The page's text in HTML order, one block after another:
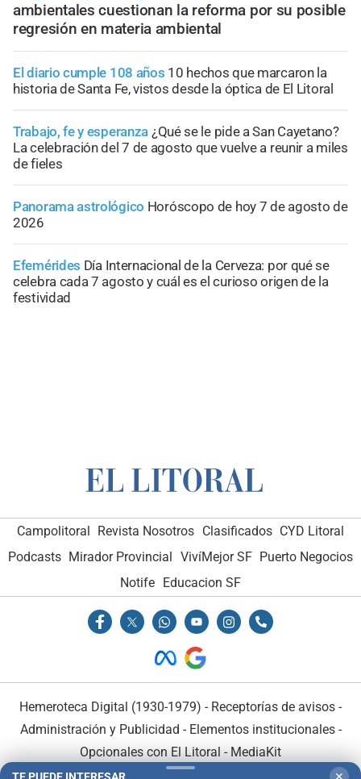
ambientales cuestionan la reforma por su posible
regresión en materia ambiental
El diario cumple 108 años 10 hechos que marcaron la
historia de Santa Fe, vistos desde la óptica de El Litoral
Trabajo, fe y esperanza ¿Qué se le pide a San Cayetano?
La celebración del 7 de agosto que vuelve a reunir a miles
de fieles
Panorama astrológico Horóscopo de hoy 7 de agosto de
2026
Efemérides Día Internacional de la Cerveza: por qué se
celebra cada 7 agosto y cuál es el curioso origen de la
festividad
Campolitoral Revista Nosotros Clasificados CYD Litoral
Podcasts Mirador Provincial VivíMejor SF Puerto Negocios
Notife Educacion SF
Hemeroteca Digital (1930-1979) - Receptorías de avisos -
Administración y Publicidad - Elementos institucionales-
Opcionales con El Litoral - MediaKit